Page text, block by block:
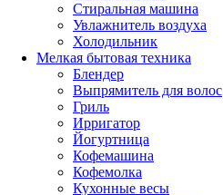
Стиральная машина
Увлажнитель воздуха
Холодильник
Мелкая бытовая техника
Блендер
Выпрямитель для волос
Гриль
Ирригатор
Йогуртница
Кофемашина
Кофемолка
Кухонные весы